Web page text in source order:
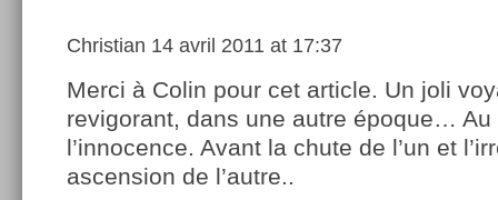
Christian 14 avril 2011 at 17:37
Merci à Colin pour cet article. Un joli
revigorant, dans une autre époque… Au
l’innocence. Avant la chute de l’un et
ascension de l’autre..